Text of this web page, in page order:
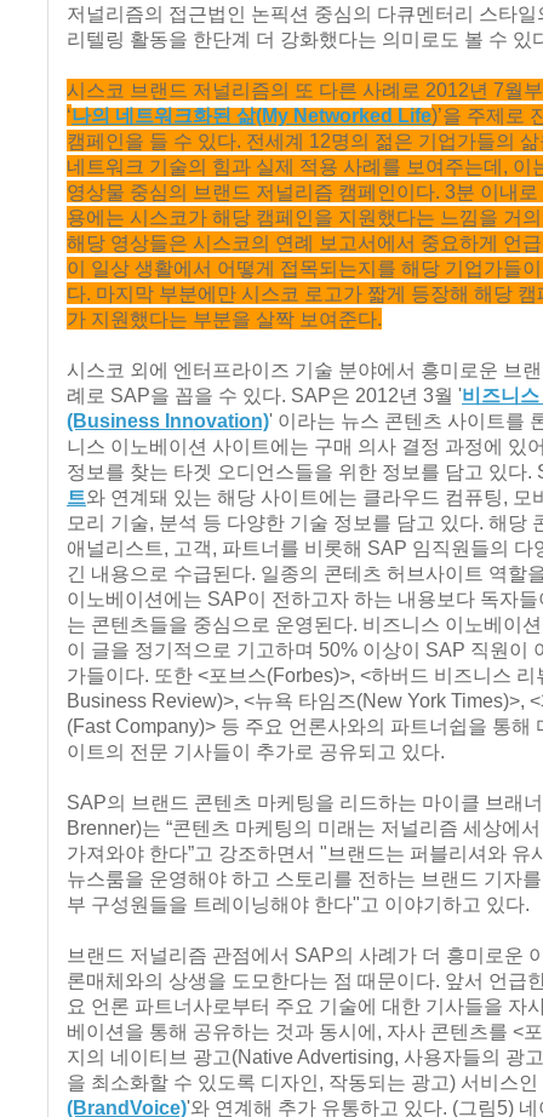
저널리즘의 접근법인 논픽션 중심의 다큐멘터리 스타
리텔링 활동을 한단계 더 강화했다는 의미로도 볼 수 있
시스코 브랜드 저널리즘의 또 다른 사례로 2012년 7월
‘나의 네트워크화된 삶(My Networked Life)’을 주제로
캠페인을 들 수 있다. 전세계 12명의 젊은 기업가들의
네트워크 기술의 힘과 실제 적용 사례를 보여주는데, 이
영상물 중심의 브랜드 저널리즘 캠페인이다. 3분 이내
용에는 시스코가 해당 캠페인을 지원했다는 느낌을 거
해당 영상들은 시스코의 연례 보고서에서 중요하게 언
이 일상 생활에서 어떻게 접목되는지를 해당 기업가들
다. 마지막 부분에만 시스코 로고가 짧게 등장해 해당
가 지원했다는 부분을 살짝 보여준다.
시스코 외에 엔터프라이즈 기술 분야에서 흥미로운 브
례로 SAP을 꼽을 수 있다. SAP은 2012년 3월 '비즈니
(Business Innovation)' 이라는 뉴스 콘텐츠 사이트를
니스 이노베이션 사이트에는 구매 의사 결정 과정에 있
정보를 찾는 타겟 오디언스들을 위한 정보를 담고 있다.
트와 연계돼 있는 해당 사이트에는 클라우드 컴퓨팅, 모
모리 기술, 분석 등 다양한 기술 정보를 담고 있다. 해당
애널리스트, 고객, 파트너를 비롯해 SAP 임직원들의 다
긴 내용으로 수급된다. 일종의 콘테츠 허브사이트 역할
이노베이션에는 SAP이 전하고자 하는 내용보다 독자
는 콘텐츠들을 중심으로 운영된다. 비즈니스 이노베이
이 글을 정기적으로 기고하며 50% 이상이 SAP 직원이
가들이다. 또한 <포브스(Forbes)>, <하버드 비즈니스 리
Business Review)>, <뉴욕 타임즈(New York Times)>,
(Fast Company)> 등 주요 언론사와의 파트너쉽을 통해
이트의 전문 기사들이 추가로 공유되고 있다.
SAP의 브랜드 콘텐츠 마케팅을 리드하는 마이클 브래
Brenner)는 “콘텐츠 마케팅의 미래는 저널리즘 세상에
가져와야 한다”고 강조하면서 "브랜드는 퍼블리셔와 유
뉴스룸을 운영해야 하고 스토리를 전하는 브랜드 기자
부 구성원들을 트레이닝해야 한다"고 이야기하고 있다.
브랜드 저널리즘 관점에서 SAP의 사례가 더 흥미로운
론매체와의 상생을 도모한다는 점 때문이다. 앞서 언급
요 언론 파트너사로부터 주요 기술에 대한 기사들을 자
베이션을 통해 공유하는 것과 동시에, 자사 콘텐츠를 <
지의 네이티브 광고(Native Advertising, 사용자들의 광
을 최소화할 수 있도록 디자인, 작동되는 광고) 서비스인
(BrandVoice)'와 연계해 추가 유통하고 있다. (그림5)